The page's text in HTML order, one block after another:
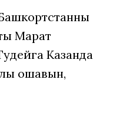
Марат
Казанда
ошавын,